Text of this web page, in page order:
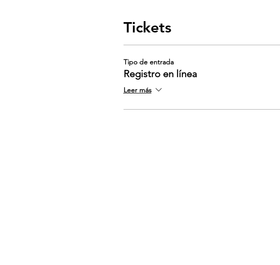
Tickets
Tipo de entrada
Registro en línea
Leer más